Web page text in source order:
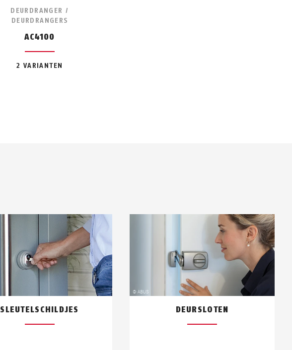
DEURDRANGER /
DEURDRANGERS
AC4100
2 VARIANTEN
SLEUTELSCHILDJES DEURSLOTEN